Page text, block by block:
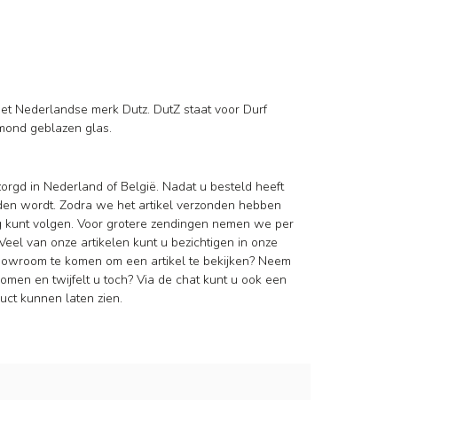
Nederlandse merk Dutz. DutZ staat voor Durf
geblazen glas.
in Nederland of België. Nadat u besteld heeft
wordt. Zodra we het artikel verzonden hebben
volgen. Voor grotere zendingen nemen we per
van onze artikelen kunt u bezichtigen in onze
te komen om een artikel te bekijken? Neem
en twijfelt u toch? Via de chat kunt u ook een
kunnen laten zien.